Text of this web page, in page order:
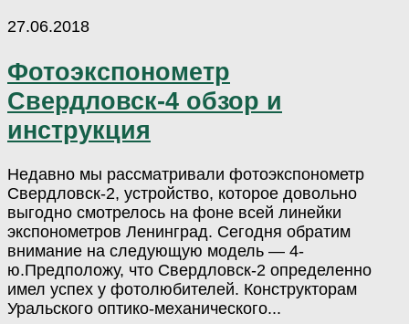
27.06.2018
Фотоэкспонометр
Свердловск-4 обзор и
инструкция
Недавно мы рассматривали фотоэкспонометр
Свердловск-2, устройство, которое довольно
выгодно смотрелось на фоне всей линейки
экспонометров Ленинград. Сегодня обратим
внимание на следующую модель — 4-
ю.Предположу, что Свердловск-2 определенно
имел успех у фотолюбителей. Конструкторам
Уральского оптико-механического...